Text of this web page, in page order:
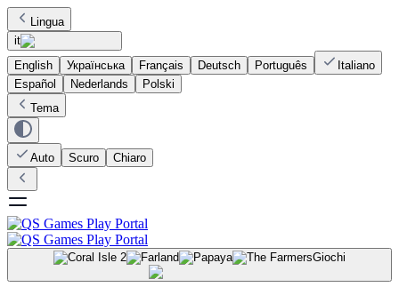
Lingua
it
English
Українська Français Deutsch Português
Italiano
Español
Nederlands
Polski
Tema
Auto Scuro Chiaro
Giochi